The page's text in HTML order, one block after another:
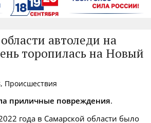
автоледи на
торопилась на Новый
Происшествия
приличные повреждения.
года в Самарской области было